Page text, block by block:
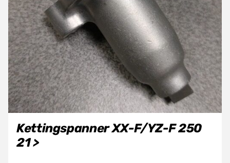
Kettingspanner XX-F/YZ-F 250
21 >